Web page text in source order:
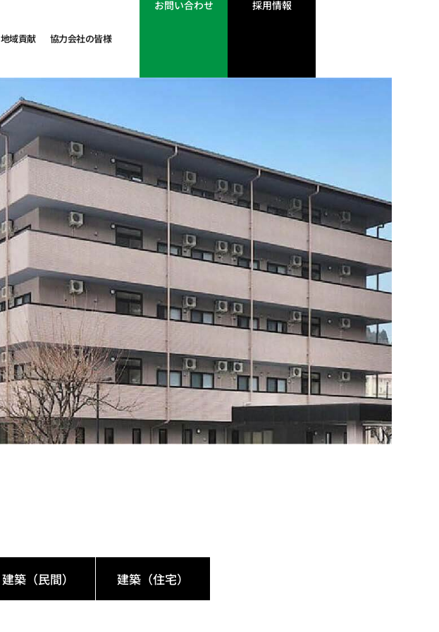
地域貢献 協力会社の皆様
お問い合わせ 採用情報
建築（民間） 建築（住宅）